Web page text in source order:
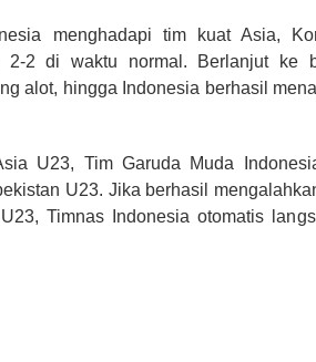
menghadapi tim kuat Asia,
2-2 di waktu normal. Berlanjut ke
alot, hingga Indonesia berhasil
U23, Tim Garuda Muda
U23. Jika berhasil
Timnas Indonesia otomatis